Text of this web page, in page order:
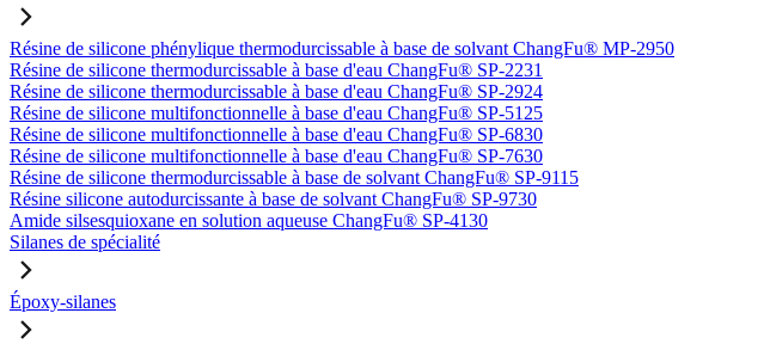
Résine de silicone phénylique thermodurcissable à base de solvant ChangFu® MP-2950
Résine de silicone thermodurcissable à base d'eau ChangFu® SP-2231
Résine de silicone thermodurcissable à base d'eau ChangFu® SP-2924
Résine de silicone multifonctionnelle à base d'eau ChangFu® SP-5125
Résine de silicone multifonctionnelle à base d'eau ChangFu® SP-6830
Résine de silicone multifonctionnelle à base d'eau ChangFu® SP-7630
Résine de silicone thermodurcissable à base de solvant ChangFu® SP-9115
Résine silicone autodurcissante à base de solvant ChangFu® SP-9730
Amide silsesquioxane en solution aqueuse ChangFu® SP-4130
Silanes de spécialité
Époxy-silanes